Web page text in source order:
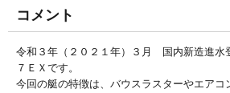
コメント
令和３年（２０２１年）３月 国内新造進
７ＥＸです。
今回の艇の特徴は、バウスラスターやエアコ